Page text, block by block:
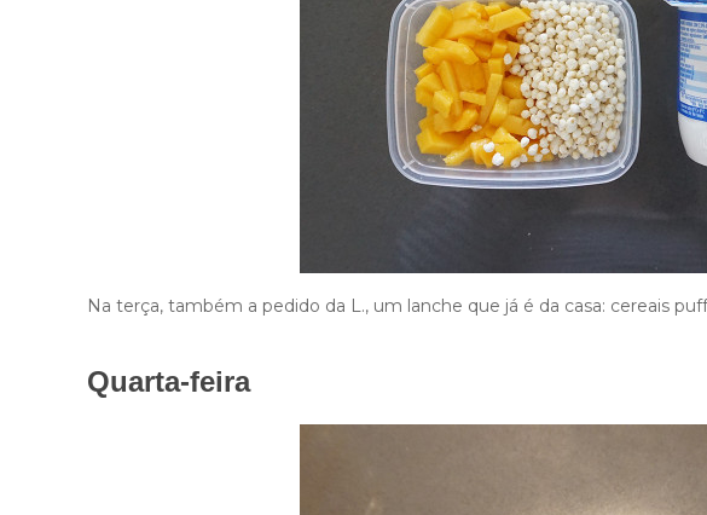
Na terça, também a pedido da L., um lanche que já é da casa: cereais
Quarta-feira